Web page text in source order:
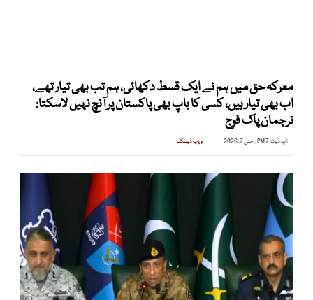
معرکہ حق میں ہم نے ایک قسط دکھائی، ہم تب بھی تیار تھے،
اب بھی تیار ہیں، کسی کا باپ بھی پاکستان پر آنچ نہیں لاسکتا:
ترجمان پاک فوج
اپ ڈیٹ:7 PM , مئی 7, 2026 ویب ڈیسک